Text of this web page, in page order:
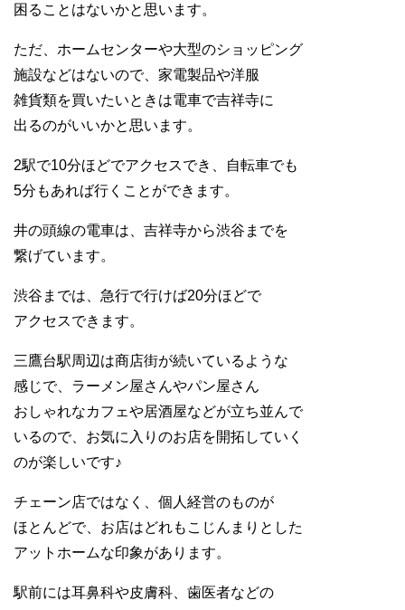
困ることはないかと思います。
ただ、ホームセンターや大型のショッピング
施設などはないので、家電製品や洋服
雑貨類を買いたいときは電車で吉祥寺に
出るのがいいかと思います。
2駅で10分ほどでアクセスでき、自転車でも
5分もあれば行くことができます。
井の頭線の電車は、吉祥寺から渋谷までを
繋げています。
渋谷までは、急行で行けば20分ほどで
アクセスできます。
三鷹台駅周辺は商店街が続いているような
感じで、ラーメン屋さんやパン屋さん
おしゃれなカフェや居酒屋などが立ち並んで
いるので、お気に入りのお店を開拓していく
のが楽しいです♪
チェーン店ではなく、個人経営のものが
ほとんどで、お店はどれもこじんまりとした
アットホームな印象があります。
駅前には耳鼻科や皮膚科、歯医者などの